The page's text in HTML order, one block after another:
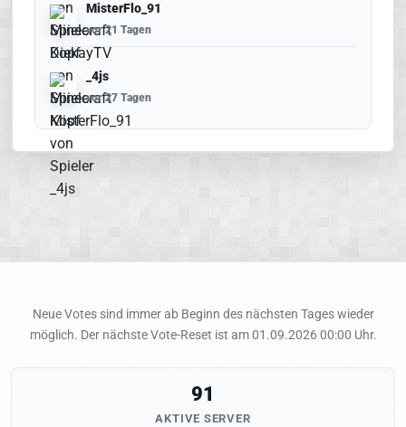
MisterFlo_91
vor 21 Tagen
_4js
vor 27 Tagen
Neue Votes sind immer ab Beginn des nächsten Tages wieder
möglich. Der nächste Vote-Reset ist am 01.09.2026 00:00 Uhr.
91
AKTIVE SERVER